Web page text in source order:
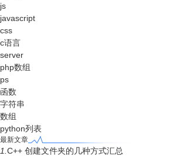
js
javascript
css
c语言
server
php数组
ps
函数
字符串
数组
python列表
最新文章
1. C++ 创建文件夹的几种方式汇总